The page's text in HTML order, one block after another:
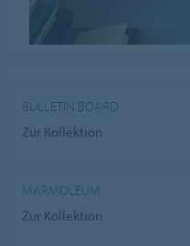
BULLETIN BOARD
Zur Kollektion
MARMOLEUM
Zur Kollektion